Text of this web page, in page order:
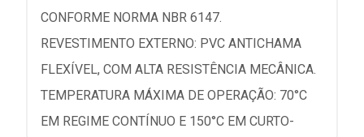
CONFORME NORMA NBR 6147.
REVESTIMENTO EXTERNO: PVC ANTICHAMA
FLEXÍVEL, COM ALTA RESISTÊNCIA MECÂNICA.
TEMPERATURA MÁXIMA DE OPERAÇÃO: 70°C
EM REGIME CONTÍNUO E 150°C EM CURTO-